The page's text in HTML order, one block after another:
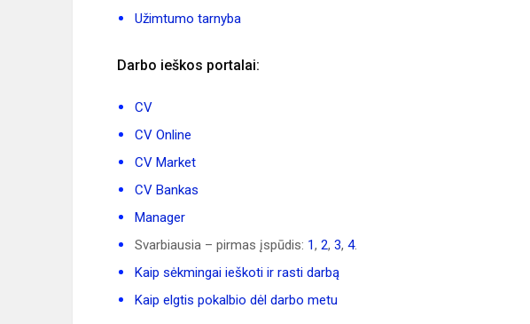
Užimtumo tarnyba
Darbo ieškos portalai:
CV
CV Online
CV Market
CV Bankas
Manager
Svarbiausia – pirmas įspūdis: 1, 2, 3, 4.
Kaip sėkmingai ieškoti ir rasti darbą
Kaip elgtis pokalbio dėl darbo metu